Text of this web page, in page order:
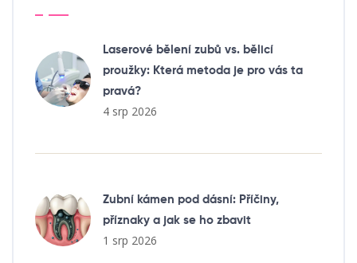
Laserové bělení zubů vs. bělicí
proužky: Která metoda je pro vás ta
pravá?
4 srp 2026
Zubní kámen pod dásní: Příčiny,
příznaky a jak se ho zbavit
1 srp 2026